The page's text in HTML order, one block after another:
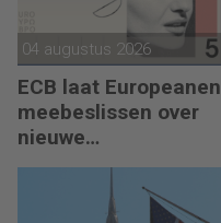
04 augustus 2026
ECB laat Europeanen
meebeslissen over
nieuwe
eurobankbiljetten